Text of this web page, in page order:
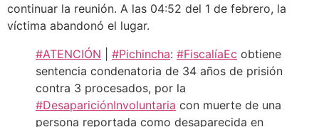
continuar la reunión. A las 04:52 del 1 de febrero, la
víctima abandonó el lugar.
#ATENCIÓN
#Pichincha: #FiscalíaEc obtiene
sentencia condenatoria de 34 años de prisión
contra 3 procesados, por la
#DesapariciónInvoluntaria con muerte de una
persona reportada como desaparecida en